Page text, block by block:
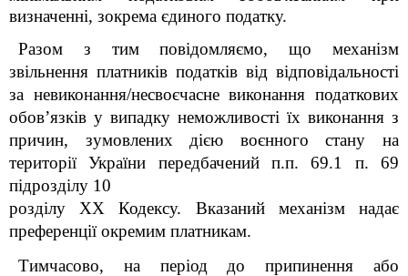
визначенні, зокрема єдиного податку.
Разом з тим повідомляємо, що механізм
звільнення платників податків від відповідальності
за невиконання/несвоєчасне виконання податкових
обов’язків у випадку неможливості їх виконання з
причин, зумовлених дією воєнного стану на
території України передбачений п.п. 69.1 п. 69
підрозділу 10
розділу ХХ Кодексу. Вказаний механізм надає
преференції окремим платникам.
Тимчасово, на період до припинення або